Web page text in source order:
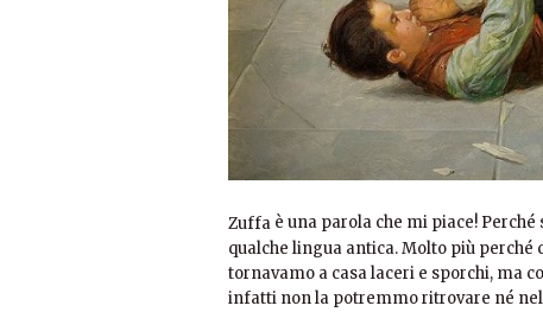
Zuffa è una parola che mi piace!
qualche lingua antica. Molto più
tornavamo a casa laceri e sporchi, ma
infatti non la potremmo ritrovare né